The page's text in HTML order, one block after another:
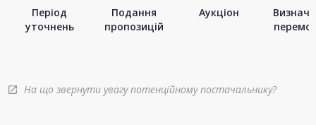
Період
уточнень
Подання
пропозицій
Аукціон
open_in_new На що звернути увагу потенційному постачальнику?